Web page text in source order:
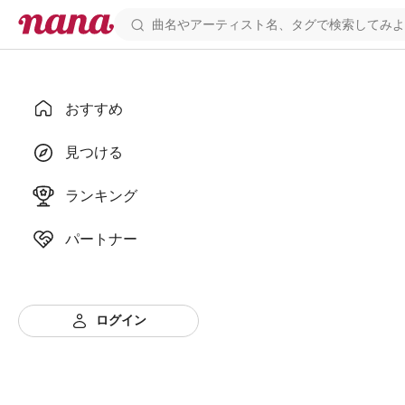
おすすめ
見つける
ランキング
パートナー
ログイン